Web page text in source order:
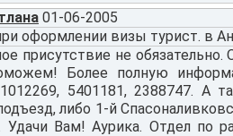
01-06-2005
оформлении визы турист. в
присутствие не обязательно.
Более полную
5401181, 2388747. А
либо 1-й
Вам! Аурика. Отдел по